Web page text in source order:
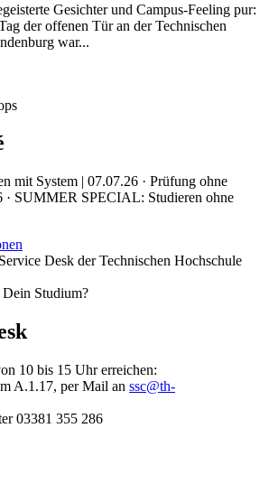
Gesichter und Campus-Feeling pur:
der offenen Tür an der Technischen
war...
mit System | 07.07.26 · Prüfung ohne
· SUMMER SPECIAL: Studieren ohne
Studium?
10 bis 15 Uhr erreichen:
A.1.17, per Mail an ssc@th-
03381 355 286